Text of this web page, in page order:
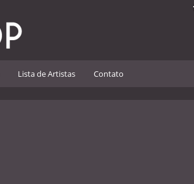
Lista de Artistas Contato